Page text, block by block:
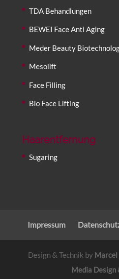
TDA Behandlungen
BEWEI Face Anti Aging
Meder Beauty
Mesolift
Face Filling
Bio Face Lifting
Haarentfernung
Sugaring
Impressum
Design & Technik by Marcel
Media Design